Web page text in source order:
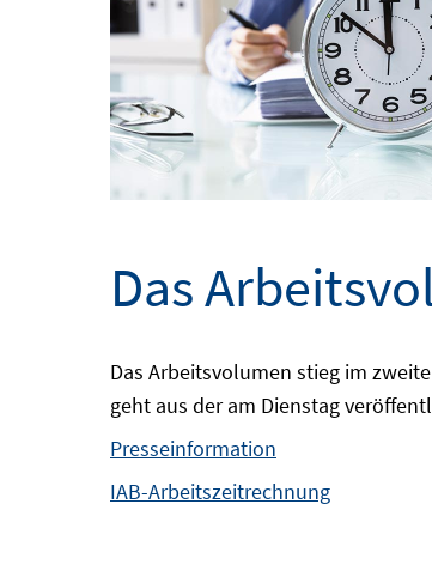
Das
Das Arbeitsvolumen stieg im
geht aus der am Dienstag
Presseinformation
IAB-Arbeitszeitrechnung